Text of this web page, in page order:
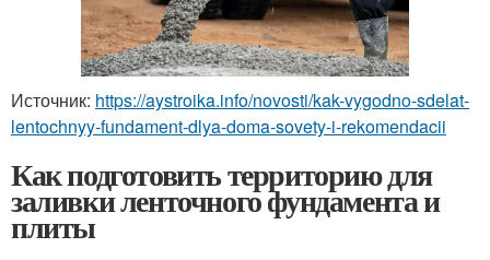
Источник: https://aystroika.info/novosti/kak-vygodno-sdelat-
lentochnyy-fundament-dlya-doma-sovety-i-rekomendacii
Как подготовить территорию для
заливки ленточного фундамента и
плиты